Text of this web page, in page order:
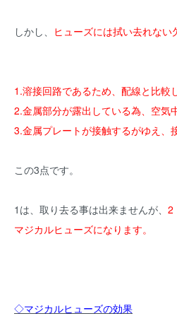
しかし、 ヒューズには拭い去れない
1.溶接回路であるため、配線と比較
2.金属部分が露出している為、空気
3.金属プレートが接触するがゆえ、
この3点です。
1は、取り去る事は出来ませんが、 2
マジカルヒューズになります。
◇マジカルヒューズの効果